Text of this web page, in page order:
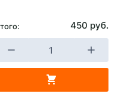
450 руб.